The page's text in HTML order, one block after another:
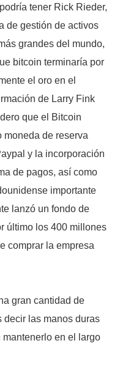
tener Rick Rieder,
de gestión de activos
grandes del mundo,
bitcoin terminaría por
el oro en el
de Larry Fink
que el Bitcoin
moneda de reserva
y la incorporación
de pagos, así como
importante
lanzó un fondo de
último los 400 millones
comprar la empresa
gran cantidad de
decir las manos duras
en el largo